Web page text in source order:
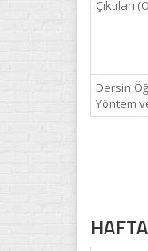
Çıktıları
Dersin
Yöntem